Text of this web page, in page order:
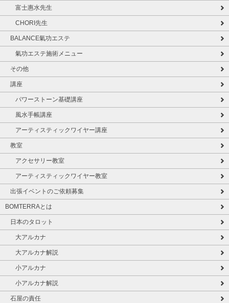
富士惠水先生
CHORI先生
BALANCE氣功エステ
氣功エステ施術メニュー
その他
講座
パワーストーン基礎講座
風水手帳講座
アーティスティックワイヤー講座
教室
アクセサリー教室
アーティスティックワイヤー教室
出張イベントのご依頼募集
BOMTERRAとは
日本のタロット
大アルカナ
大アルカナ解説
小アルカナ
小アルカナ解説
石屋の責任